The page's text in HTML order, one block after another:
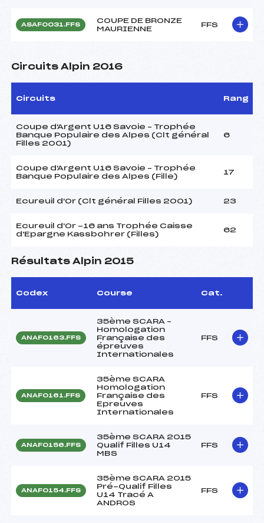
ASAF0031.FFS
COUPE DE BRONZE
MAURIENNE
FFS
Circuits Alpin 2016
Circuits Rang
Coupe d'Argent U16 Savoie – Trophée
Banque Populaire des Alpes (Clt général
Filles 2001)
6
Coupe d'Argent U16 Savoie – Trophée
Banque Populaire des Alpes (Fille)
17
Ecureuil d'Or (Clt général Filles 2001) 23
Ecureuil d'Or -16 ans Trophée Caisse
d'Epargne Kassbohrer (Filles)
62
Résultats Alpin 2015
Codex Course Cat.
ANAF0163.FFS
35ème SCARA –
Homologation
Française des
épreuves
Internationales
FFS
ANAF0161.FFS
35ème SCARA
Homologation
Française des
Epreuves
Internationales
FFS
ANAF0156.FFS
35ème SCARA 2015
Qualif Filles U14
MBS
FFS
ANAF0154.FFS
35ème SCARA 2015
Pré-Qualif Filles
U14 Tracé A
ANDROS
FFS